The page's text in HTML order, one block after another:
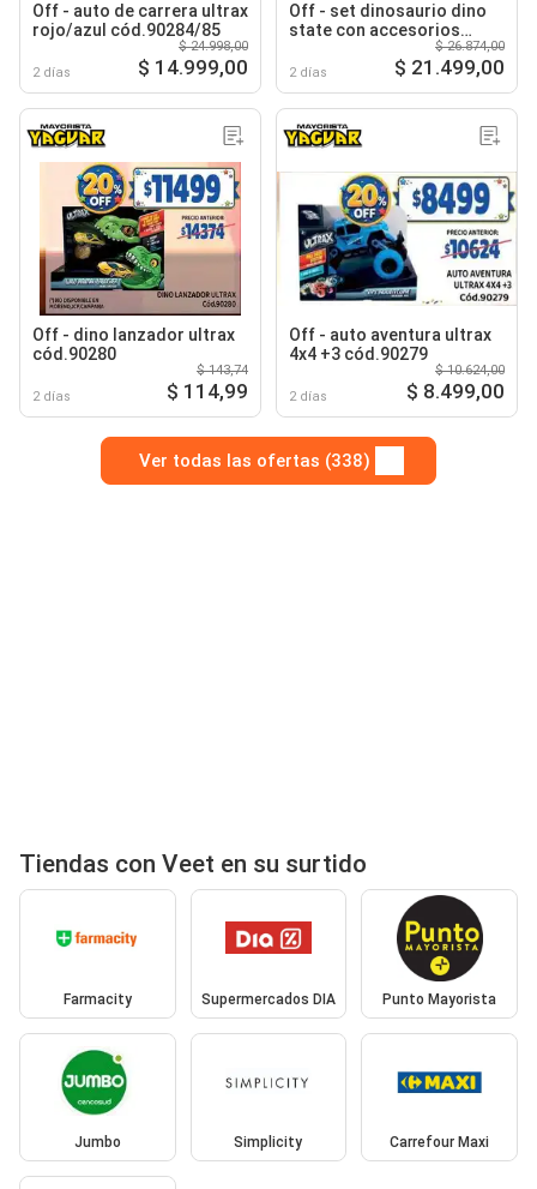
Off - auto de carrera ultrax
rojo/azul cód.90284/85
2 días
$ 24.998,00
$ 14.999,00
Off - set dinosaurio dino
state con accesorios
2 días
$ 26.874,00
$ 21.499,00
Off - dino lanzador ultrax
cód.90280
2 días
$ 143,74
$ 114,99
Off - auto aventura ultrax
4x4 +3 cód.90279
2 días
$ 10.624,00
$ 8.499,00
Ver todas las ofertas (338)
Tiendas con Veet en su surtido
Farmacity Supermercados DIA Punto Mayorista
Jumbo Simplicity Carrefour Maxi